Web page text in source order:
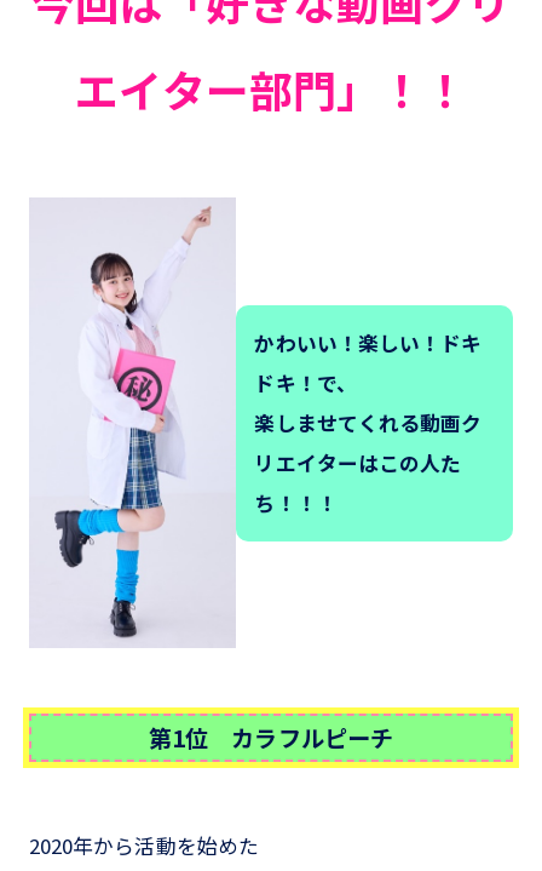
エイター部門」！！
かわいい！楽しい！ドキ
ドキ！で、
楽しませてくれる動画ク
リエイターはこの人た
ち！！！
第1位 カラフルピーチ
2020年から活動を始めた